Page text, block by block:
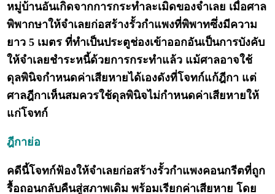
หมู่บ้านอันเกิดจากการกระทำละเมิดของจำเลย เมื่อศาล
พิพากษาให้จำเลยก่อสร้างรั้วกำแพงที่พิพาทซึ่งมีความ
ยาว 5 เมตร ที่ทำเป็นประตูช่องเข้าออกอันเป็นการบังคับ
ให้จำเลยชำระหนี้ด้วยการกระทำแล้ว แม้ศาลอาจใช้
ดุลพินิจกำหนดค่าเสียหายได้เองดังที่โจทก์แก้ฎีกา แต่
ศาลฎีกาเห็นสมควรใช้ดุลพินิจไม่กำหนดค่าเสียหายให้
แก่โจทก์
ฎีกาย่อ
คดีนี้โจทก์ฟ้องให้จำเลยก่อสร้างรั้วกำแพงคอนกรีตที่ถูก
รื้อถอนกลับคืนสู่สภาพเดิม พร้อมเรียกค่าเสียหาย โดย